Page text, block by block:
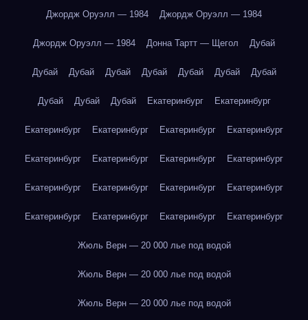
Джордж Оруэлл — 1984 Джордж Оруэлл — 1984
Джордж Оруэлл — 1984 Донна Тартт — Щегол Дубай
Дубай Дубай Дубай Дубай Дубай Дубай Дубай
Дубай Дубай Дубай Екатеринбург Екатеринбург
Екатеринбург Екатеринбург Екатеринбург Екатеринбург
Екатеринбург Екатеринбург Екатеринбург Екатеринбург
Екатеринбург Екатеринбург Екатеринбург Екатеринбург
Екатеринбург Екатеринбург Екатеринбург Екатеринбург
Жюль Верн — 20 000 лье под водой
Жюль Верн — 20 000 лье под водой
Жюль Верн — 20 000 лье под водой